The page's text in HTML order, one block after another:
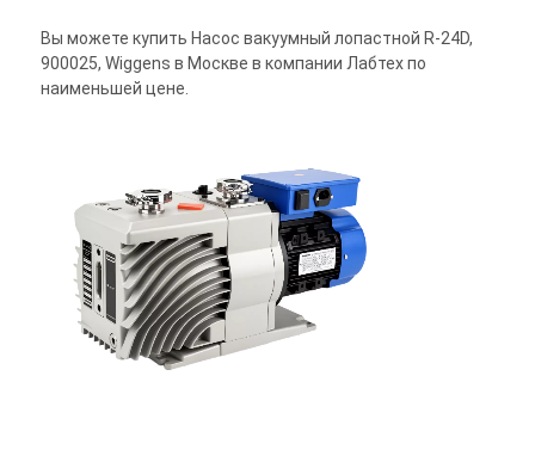
Вы можете купить Насос вакуумный лопастной R-24D,
900025, Wiggens в Москве в компании Лабтех по
наименьшей цене.